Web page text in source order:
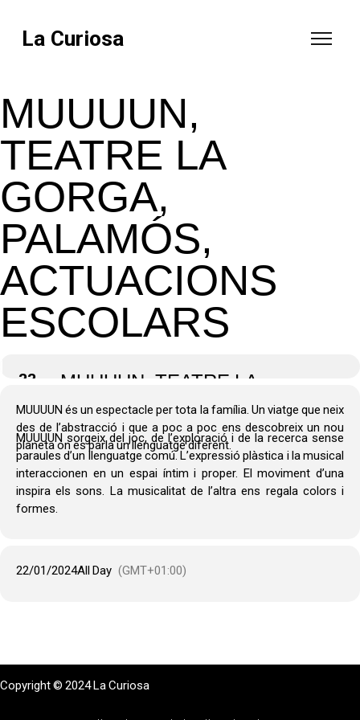
La Curiosa
MUUUUN,
TEATRE LA
GORGA,
PALAMÓS,
ACTUACIONS
ESCOLARS
22
MUUUUN, TEATRE LA
GORGA, PALAMÓS,
ACTUACIONS ESCOLARS
MUUUUN és un espectacle per tota la família. Un viatge que neix
des de l’abstracció i que a poc a poc ens descobreix un nou
planeta on es parla un llenguatge diferent.
MUUUUN sorgeix del joc, de l’exploració i de la recerca sense
paraules d’un llenguatge comú. L’expressió plàstica i la musical
interaccionen en un espai íntim i proper. El moviment d’una
inspira els sons. La musicalitat de l’altra ens regala colors i
formes.
22/01/2024All Day (GMT+01:00)
Copyright © 2024 La Curiosa